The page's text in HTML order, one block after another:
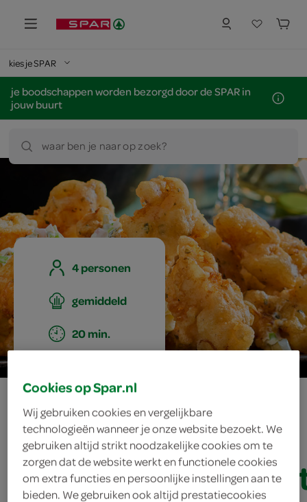
kies je SPAR
je boodschappen worden bezorgd door de SPAR in
jouw buurt
waar ben je naar op zoek?
4 personen
gemiddeld
20 min.
gefrituurde
kabeljauw met
Cookies op Spar.nl
Wij gebruiken cookies en vergelijkbare
technologieën wanneer je onze website bezoekt. We
gebruiken altijd strikt noodzakelijke cookies om te
zorgen dat de website werkt en functionele cookies
om extra functies en persoonlijke instellingen aan te
bieden. We gebruiken ook altijd prestatiecookies